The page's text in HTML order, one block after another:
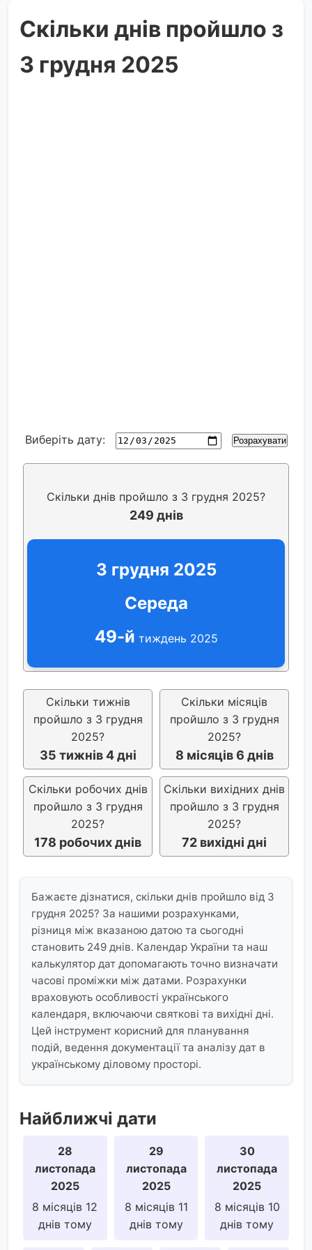
Скільки днів пройшло з
3 грудня 2025
Виберіть дату: Розрахувати
Скільки днів пройшло з 3 грудня 2025?
249 днів
3 грудня 2025
Середа
49-й тиждень 2025
Скільки тижнів
пройшло з 3 грудня
2025?
35 тижнів 4 дні
Скільки місяців
пройшло з 3 грудня
2025?
8 місяців 6 днів
Скільки робочих днів
пройшло з 3 грудня
2025?
178 робочих днів
Скільки вихідних днів
пройшло з 3 грудня
2025?
72 вихідні дні
Бажаєте дізнатися, скільки днів пройшло від 3
грудня 2025? За нашими розрахунками,
різниця між вказаною датою та сьогодні
становить 249 днів. Календар України та наш
калькулятор дат допомагають точно визначати
часові проміжки між датами. Розрахунки
враховують особливості українського
календаря, включаючи святкові та вихідні дні.
Цей інструмент корисний для планування
подій, ведення документації та аналізу дат в
українському діловому просторі.
Найближчі дати
28
листопада
2025
8 місяців 12
днів тому
29
листопада
2025
8 місяців 11
днів тому
30
листопада
2025
8 місяців 10
днів тому